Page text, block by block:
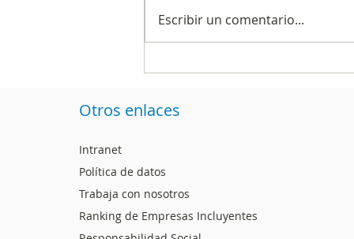
La encuesta de CAMBIO
precisa de la segunda
Escribir un comentario...
Otros enlaces
Intranet
Política de datos
Trabaja con nosotros
Ranking de Empresas Incluyentes